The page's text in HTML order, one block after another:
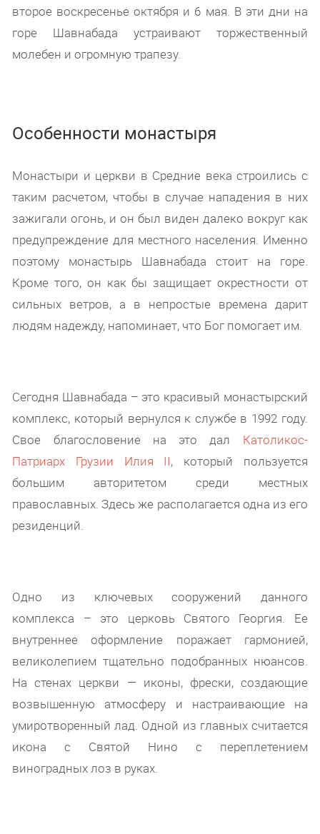
второе воскресенье октября и 6 мая. В эти дни на
горе Шавнабада устраивают торжественный
молебен и огромную трапезу.
Особенности монастыря
Монастыри и церкви в Средние века строились с
таким расчетом, чтобы в случае нападения в них
зажигали огонь, и он был виден далеко вокруг как
предупреждение для местного населения. Именно
поэтому монастырь Шавнабада стоит на горе.
Кроме того, он как бы защищает окрестности от
сильных ветров, а в непростые времена дарит
людям надежду, напоминает, что Бог помогает им.
Сегодня Шавнабада – это красивый монастырский
комплекс, который вернулся к службе в 1992 году.
Свое благословение на это дал Католикос-
Патриарх Грузии Илия II, который пользуется
большим авторитетом среди местных
православных. Здесь же располагается одна из его
резиденций.
Одно из ключевых сооружений данного
комплекса – это церковь Святого Георгия. Ее
внутреннее оформление поражает гармонией,
великолепием тщательно подобранных нюансов.
На стенах церкви — иконы, фрески, создающие
возвышенную атмосферу и настраивающие на
умиротворенный лад. Одной из главных считается
икона с Святой Нино с переплетением
виноградных лоз в руках.